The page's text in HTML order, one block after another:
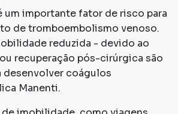
um importante fator de risco para
de tromboembolismo venoso.
reduzida - devido ao
recuperação pós-cirúrgica são
desenvolver coágulos
Manenti.